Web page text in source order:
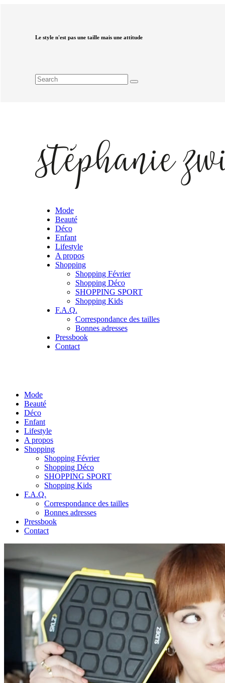
Le style n'est pas une taille mais une attitude
Mode
Beauté
Déco
Enfant
Lifestyle
A propos
Shopping
Shopping Février
Shopping Déco
SHOPPING SPORT
Shopping Kids
F.A.Q.
Correspondance des tailles
Bonnes adresses
Pressbook
Contact
Mode
Beauté
Déco
Enfant
Lifestyle
A propos
Shopping
Shopping Février
Shopping Déco
SHOPPING SPORT
Shopping Kids
F.A.Q.
Correspondance des tailles
Bonnes adresses
Pressbook
Contact